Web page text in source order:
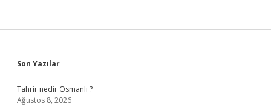
Sidebar
Son Yazılar
Tahrir nedir Osmanlı ?
Ağustos 8, 2026